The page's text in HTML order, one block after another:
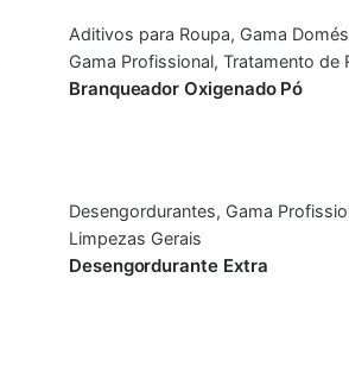
Aditivos para Roupa, Gama
Gama Profissional, Tratamento de
Branqueador Oxigenado Pó
Desengordurantes, Gama
Limpezas Gerais
Desengordurante Extra